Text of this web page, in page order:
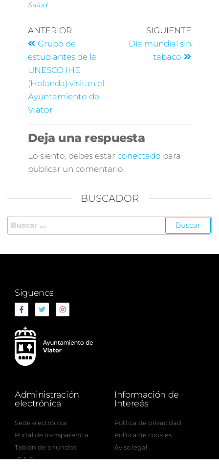
Salud
ANTERIOR
Grupo de
estudiantes de la
UNESCO IHE
(Holanda) visitan el
Ayuntamiento de
Viator
SIGUIENTE
Día mundial sin
tabaco
Deja una respuesta
Lo siento, debes estar conectado para
publicar un comentario.
BUSCADOR
Siguenos
Administración
electrónica
Sede electrónica
Portal de transparencia
Tablón de anuncios
F.A.Q.
Información de
Intereés
Política de privacidad
Política de cookies
Aviso legal